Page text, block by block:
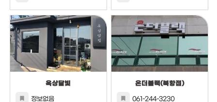
옥상달빛
정보없음
온더블랙(북항점)
061-244-3230